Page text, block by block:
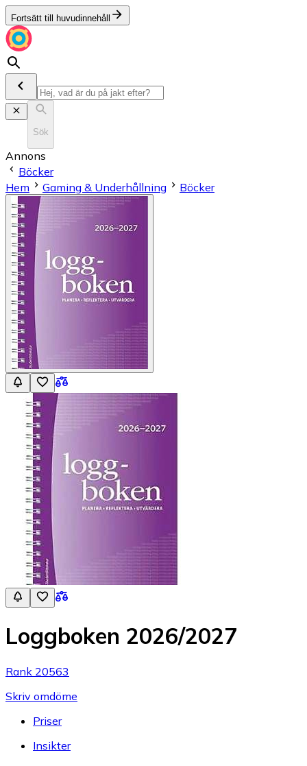
Fortsätt till huvudinnehåll
Sök
Annons
Böcker
Hem
Gaming & Underhållning Böcker
Loggboken 2026/2027
Rank 20563
Skriv omdöme
Priser
Insikter